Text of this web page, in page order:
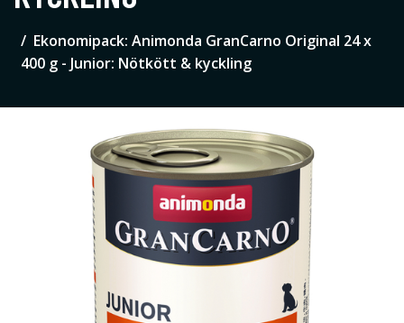
Ekonomipack: Animonda GranCarno Original 24 x
400 g - Junior: Nötkött & kyckling